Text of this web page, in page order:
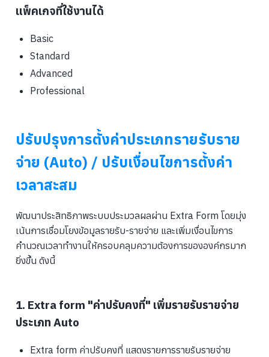
แพ็คเกจที่ใช้งานได้
Basic
Standard
Advanced
Professional
ปรับปรุงการตั้งค่าประเภทรายรับราย
จ่าย (Auto) / ปรับเงื่อนไขการตั้งค่า
เวลาสะสม
พัฒนาประสิทธิภาพระบบประมวลผลผ่าน Extra Form โดยมุ่ง
เน้นการเชื่อมโยงข้อมูลรายรับ-รายจ่าย และเพิ่มเงื่อนไขการ
คำนวณเวลาทำงานให้ครอบคลุมความต้องการขององค์กรมาก
ยิ่งขึ้น ดังนี้
1. Extra form "ค่าปรับคงที่" เพิ่มรายรับรายจ่าย
ประเภท Auto
Extra form ค่าปรับคงที่ แสดงรายการรายรับรายจ่าย